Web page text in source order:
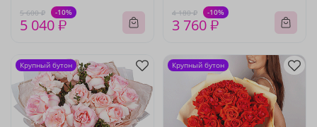
5 600 ₽ -10%
5 040 ₽
4 180 ₽ -10%
3 760 ₽
Крупный бутон Крупный бутон